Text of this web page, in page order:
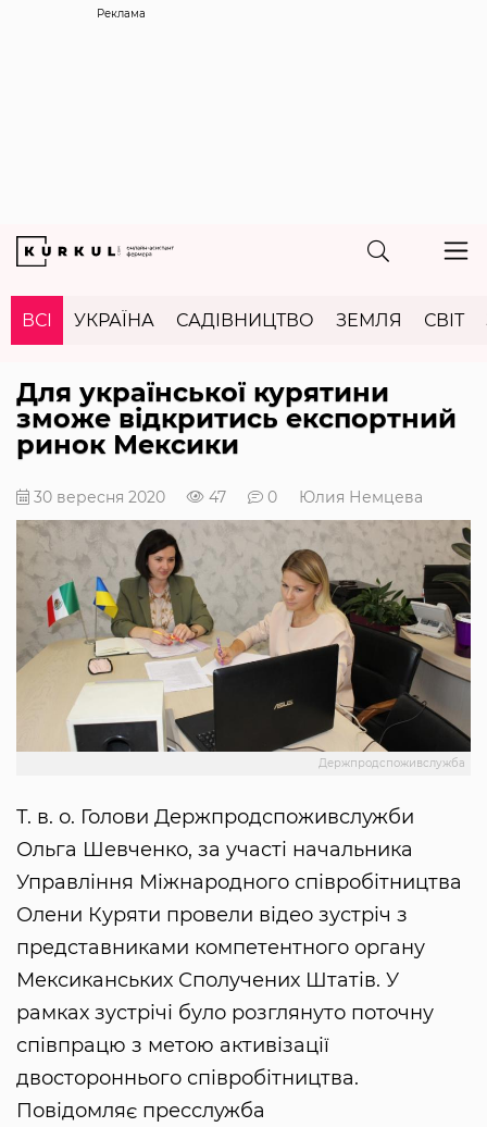
Реклама
ВСІ УКРАЇНА САДІВНИЦТВО ЗЕМЛЯ СВІТ
Для української курятини
зможе відкритись експортний
ринок Мексики
30 вересня 2020 47 0 Юлия Немцева
Держпродспоживслужба
Т. в. о. Голови Держпродспоживслужби
Ольга Шевченко, за участі начальника
Управління Міжнародного співробітництва
Олени Куряти провели відео зустріч з
представниками компетентного органу
Мексиканських Сполучених Штатів. У
рамках зустрічі було розглянуто поточну
співпрацю з метою активізації
двостороннього співробітництва.
Повідомляє пресслужба